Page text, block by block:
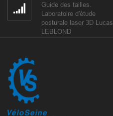
Guide des tailles.
Laboratoire d'étude
posturale laser 3D Lucas
LEBLOND